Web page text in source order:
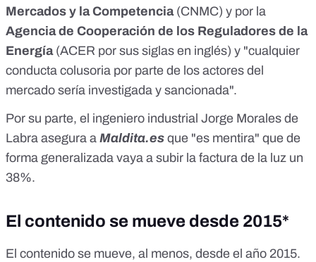
Mercados y la Competencia(CNMC) y por la
Agencia de Cooperación de los Reguladores de la
Energía (ACER por sus siglas en inglés) y "cualquier
conducta colusoria por parte de los actores del
mercado sería investigada y sancionada".
Por su parte, el ingeniero industrial Jorge Morales de
Labra asegura a Maldita.es que "es mentira" que de
forma generalizada vaya a subir la factura de la luz un
38%.
El contenido se mueve desde 2015*
El contenido se mueve, al menos, desde el año 2015.